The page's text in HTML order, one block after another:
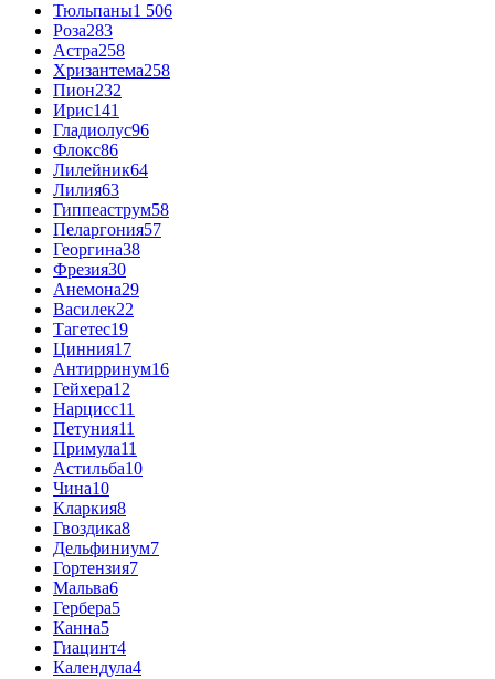
Тюльпаны1 506
Роза283
Астра258
Хризантема258
Пион232
Ирис141
Гладиолус96
Флокс86
Лилейник64
Лилия63
Гиппеаструм58
Пеларгония57
Георгина38
Фрезия30
Анемона29
Василек22
Тагетес19
Цинния17
Антирринум16
Гейхера12
Нарцисс11
Петуния11
Примула11
Астильба10
Чина10
Кларкия8
Гвоздика8
Дельфиниум7
Гортензия7
Мальва6
Гербера5
Канна5
Гиацинт4
Календула4